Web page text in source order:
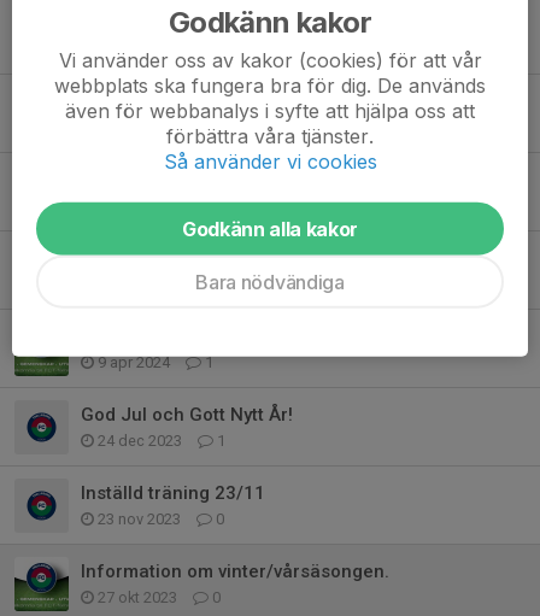
Tidigare nyheter
Glöm inte anmäla er!
3 maj 2025 0
8 nov 2024 0
Inställd träning 30/4
0
9 apr 2024 1
God Jul och Gott Nytt År!
24 dec 2023 1
Inställd träning 23/11
23 nov 2023 0
Information om vinter/vårsäsongen.
27 okt 2023 0
Godkänn kakor
Vi använder oss av kakor (cookies) för att vår
webbplats ska fungera bra för dig. De används
även för webbanalys i syfte att hjälpa oss att
förbättra våra tjänster.
Så använder vi cookies
Godkänn alla kakor
Bara nödvändiga